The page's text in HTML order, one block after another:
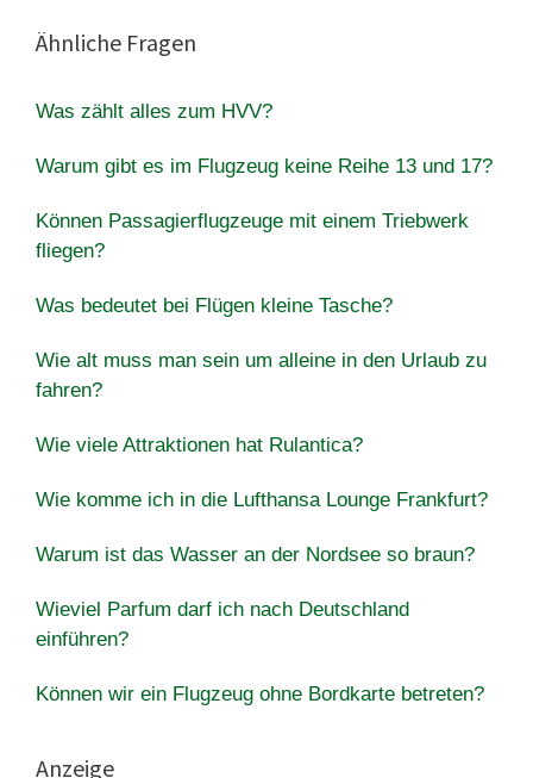
Ähnliche Fragen
Was zählt alles zum HVV?
Warum gibt es im Flugzeug keine Reihe 13 und 17?
Können Passagierflugzeuge mit einem Triebwerk
fliegen?
Was bedeutet bei Flügen kleine Tasche?
Wie alt muss man sein um alleine in den Urlaub zu
fahren?
Wie viele Attraktionen hat Rulantica?
Wie komme ich in die Lufthansa Lounge Frankfurt?
Warum ist das Wasser an der Nordsee so braun?
Wieviel Parfum darf ich nach Deutschland
einführen?
Können wir ein Flugzeug ohne Bordkarte betreten?
Anzeige